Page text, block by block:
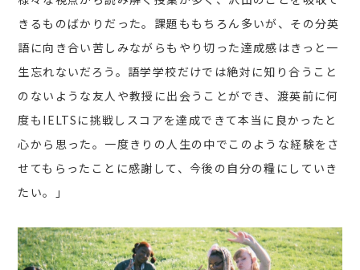
きるものばかりだった。課題ももちろん多いが、その分英
語に向き合い苦しみながらもやり切った達成感はきっと一
生忘れないだろう。語学学校だけでは絶対に知り合うこと
のないような友人や教授に出会うことができ、渡英前に何
度もIELTSに挑戦しスコアを達成できて本当に良かったと
心から思った。一度きりの人生の中でこのような経験をさ
せてもらったことに感謝して、今後の自分の糧にしていき
たい。」